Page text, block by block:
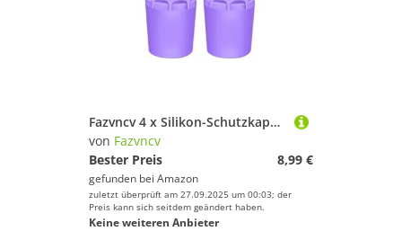
Fazvncv 4 x Silikon-Schutzkappen für Angelruten, elastische Griffende, Schutzhüllen, Rutenpolster, Schwanzschutz, Silikon-Angelzubehör
von Fazvncv
Bester Preis
8,99 €
gefunden bei Amazon
zuletzt überprüft am 27.09.2025 um 00:03; der
Preis kann sich seitdem geändert haben.
Keine weiteren Anbieter